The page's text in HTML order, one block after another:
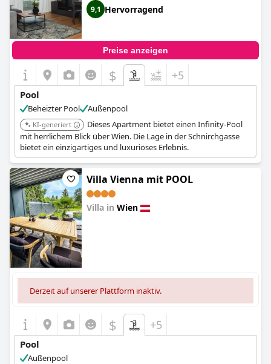
9,1 Hervorragend
Preise anzeigen
$ +5
Pool
Beheizter Pool Außenpool
KI-generiert
Dieses Apartment bietet einen Infinity-Pool
mit herrlichem Blick über Wien. Die Lage in der Schnirchgasse
bietet ein einzigartiges und luxuriöses Erlebnis.
Villa Vienna mit POOL
Villa in Wien
Derzeit auf unserer Plattform inaktiv.
$ +5
Pool
Außenpool